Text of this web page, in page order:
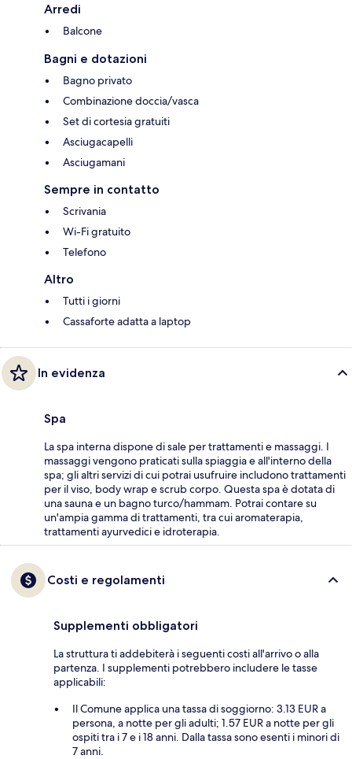
Arredi
Balcone
Bagni e dotazioni
Bagno privato
Combinazione doccia/vasca
Set di cortesia gratuiti
Asciugacapelli
Asciugamani
Sempre in contatto
Scrivania
Wi-Fi gratuito
Telefono
Altro
Tutti i giorni
Cassaforte adatta a laptop
In evidenza
Spa
La spa interna dispone di sale per trattamenti e massaggi. I
massaggi vengono praticati sulla spiaggia e all'interno della
spa; gli altri servizi di cui potrai usufruire includono trattamenti
per il viso, body wrap e scrub corpo. Questa spa è dotata di
una sauna e un bagno turco/hammam. Potrai contare su
un'ampia gamma di trattamenti, tra cui aromaterapia,
trattamenti ayurvedici e idroterapia.
Costi e regolamenti
Supplementi obbligatori
La struttura ti addebiterà i seguenti costi all'arrivo o alla
partenza. I supplementi potrebbero includere le tasse
applicabili:
Il Comune applica una tassa di soggiorno: 3.13 EUR a
persona, a notte per gli adulti; 1.57 EUR a notte per gli
ospiti tra i 7 e i 18 anni. Dalla tassa sono esenti i minori di
7 anni.